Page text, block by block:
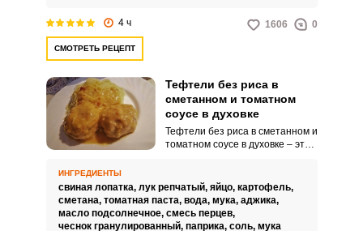
4 ч 1606 0
СМОТРЕТЬ РЕЦЕПТ
Тефтели без риса в
сметанном и томатном
соусе в духовке
Тефтели без риса в сметанном и
томатном соусе в духовке – это
потому как их вкус превосходен.
Нежные мясные шарики,
запеченные в духовке, с
аппетитным соусом из сметаны
ИНГРЕДИЕНТЫ
свиная лопатка, лук репчатый, яйцо, картофель,
сметана, томатная паста, вода, мука, аджика,
масло подсолнечное, смесь перцев,
чеснок гранулированный, паприка, соль, мука